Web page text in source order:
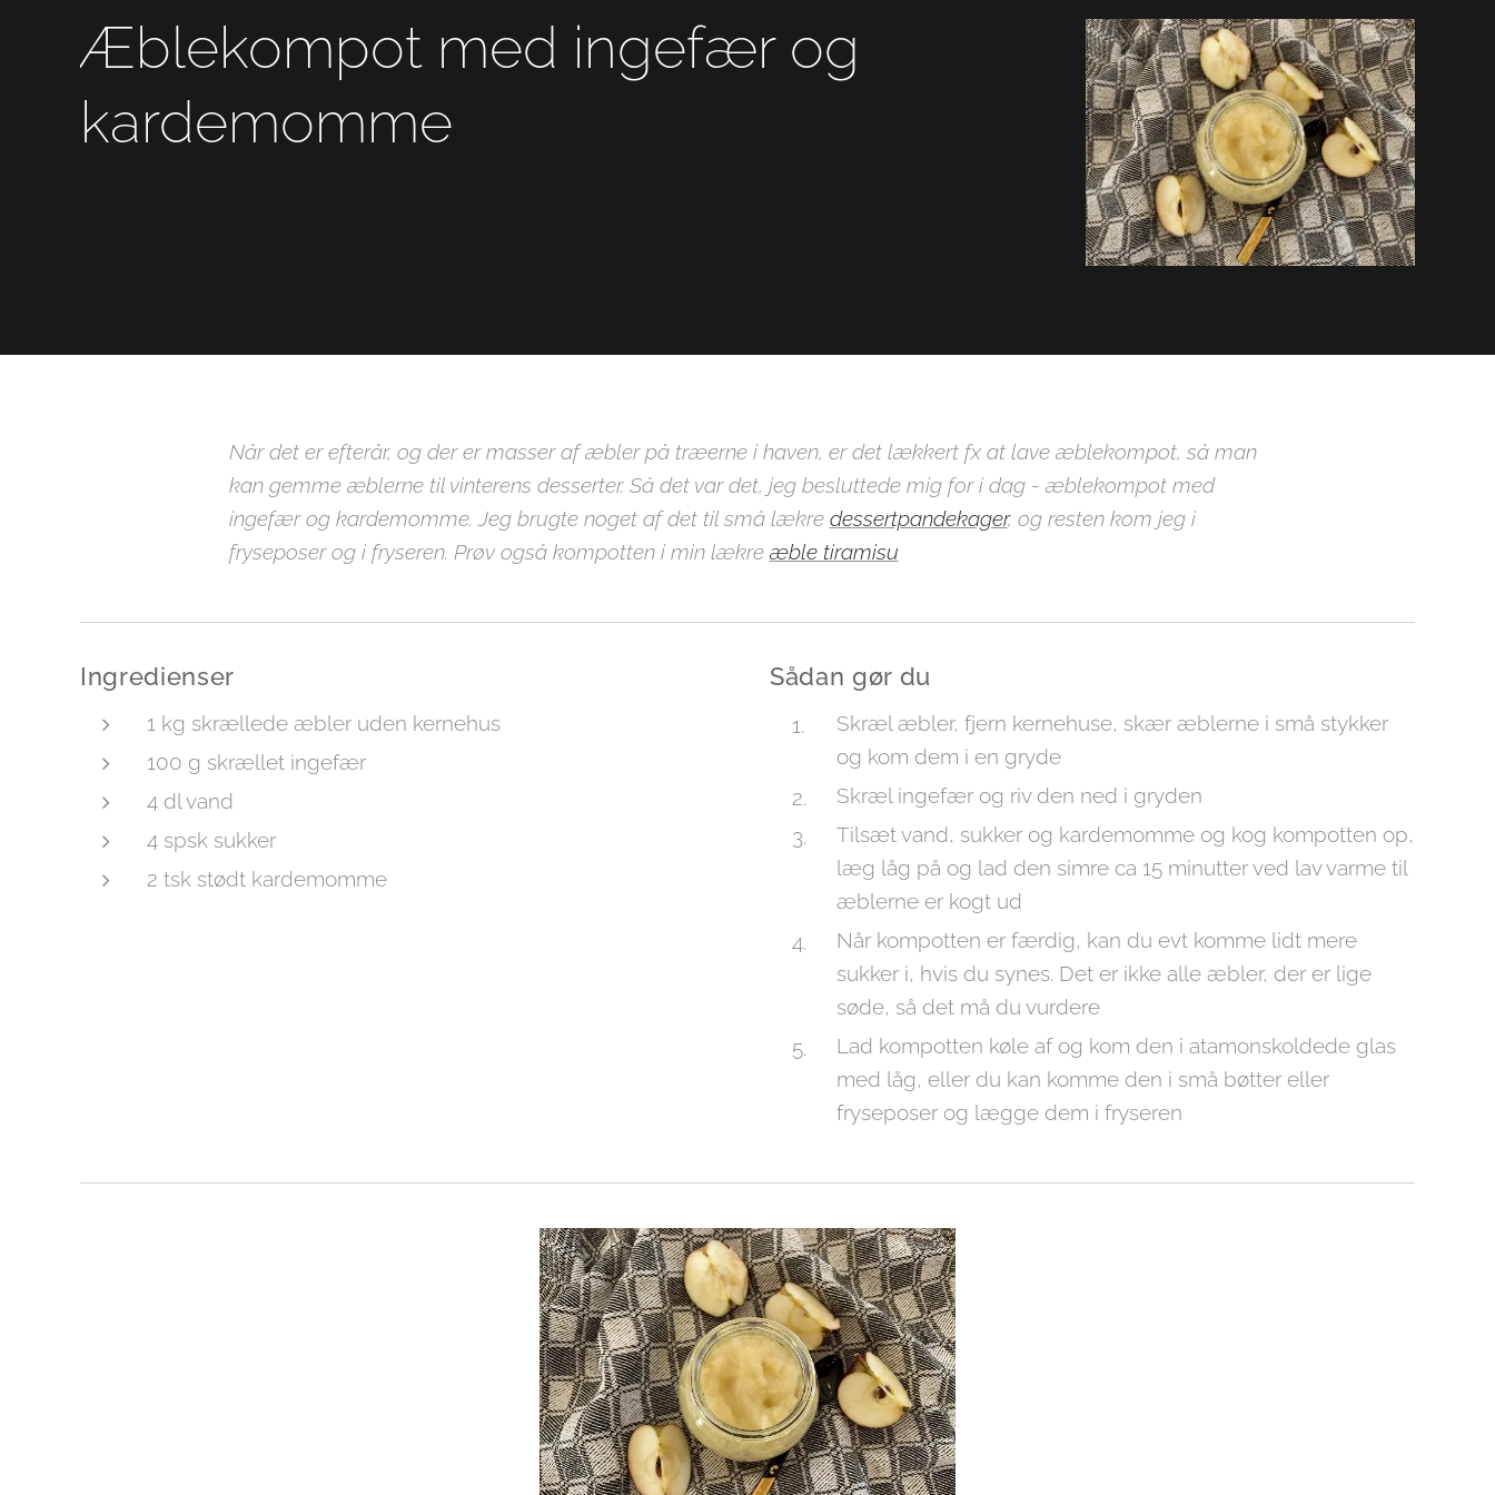
Æblekompot med ingefær og
kardemomme
Når det er efterår, og der er masser af æbler på træerne i haven, er det lækkert fx at lave æblekompot, så man
kan gemme æblerne til vinterens desserter. Så det var det, jeg besluttede mig for i dag - æblekompot med
ingefær og kardemomme. Jeg brugte noget af det til små lækre dessertpandekager, og resten kom jeg i
fryseposer og i fryseren. Prøv også kompotten i min lækre æble tiramisu
Ingredienser
1 kg skrællede æbler uden kernehus
100 g skrællet ingefær
4 dl vand
4 spsk sukker
2 tsk stødt kardemomme
Sådan gør du
Skræl æbler, fjern kernehuse, skær æblerne i små stykker
og kom dem i en gryde
Skræl ingefær og riv den ned i gryden
Tilsæt vand, sukker og kardemomme og kog kompotten op,
læg låg på og lad den simre ca 15 minutter ved lav varme til
æblerne er kogt ud
Når kompotten er færdig, kan du evt komme lidt mere
sukker i, hvis du synes. Det er ikke alle æbler, der er lige
søde, så det må du vurdere
Lad kompotten køle af og kom den i atamonskoldede glas
med låg, eller du kan komme den i små bøtter eller
fryseposer og lægge dem i fryseren